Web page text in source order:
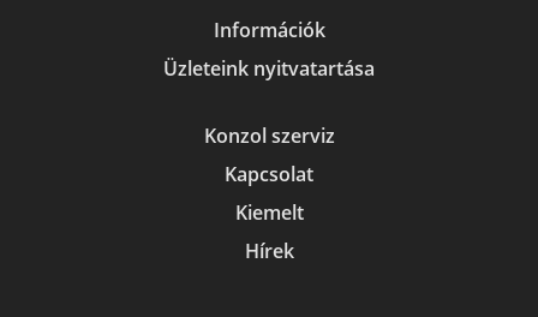
Információk
Üzleteink nyitvatartása
Konzol szerviz
Kapcsolat
Kiemelt
Hírek